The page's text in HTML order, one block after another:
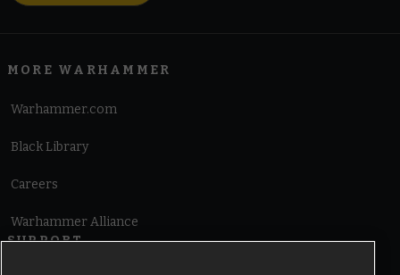
MORE WARHAMMER
Warhammer.com
Black Library
Careers
Warhammer Alliance
SUPPORT